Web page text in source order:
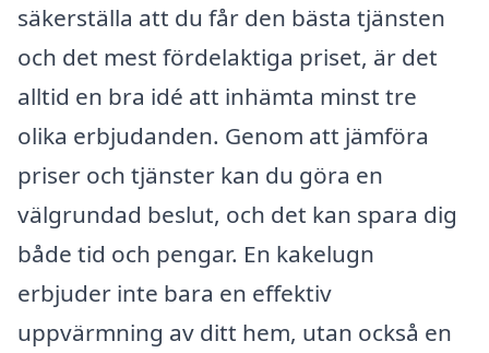
säkerställa att du får den bästa tjänsten
och det mest fördelaktiga priset, är det
alltid en bra idé att inhämta minst tre
olika erbjudanden. Genom att jämföra
priser och tjänster kan du göra en
välgrundad beslut, och det kan spara dig
både tid och pengar. En kakelugn
erbjuder inte bara en effektiv
uppvärmning av ditt hem, utan också en